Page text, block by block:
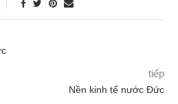
tiếp
Nền kinh tế nước Đức